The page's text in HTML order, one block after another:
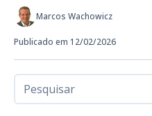
Marcos Wachowicz
Publicado em 12/02/2026